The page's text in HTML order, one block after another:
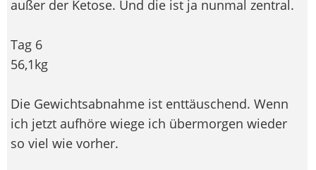
außer der Ketose. Und die ist ja nunmal zentral.
Tag 6
56,1kg
Die Gewichtsabnahme ist enttäuschend. Wenn
ich jetzt aufhöre wiege ich übermorgen wieder
so viel wie vorher.